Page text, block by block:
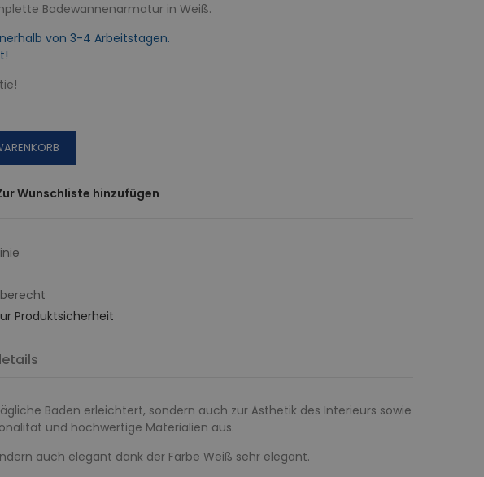
Badewannenarmatur in Weiß.
von 3-4 Arbeitstagen.
Wunschliste hinzufügen
Produktsicherheit
Baden erleichtert, sondern auch zur Ästhetik des Interieurs sowie
und hochwertige Materialien aus.
auch elegant dank der Farbe Weiß sehr elegant.